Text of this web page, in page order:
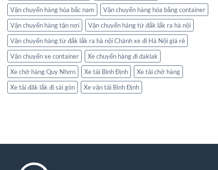
Vận chuyển hàng hóa bắc nam
Vận chuyển hàng hóa bằng container
Vận chuyển hàng tận nơi
Vận chuyển hàng từ đắk lắk ra hà nội
Vận chuyển hàng từ đắk lắk ra hà nội Chành xe đi Hà Nội giá rẻ
Vận chuyển xe container
Xe chuyển hàng đi daklak
Xe chở hàng Quy Nhơn
Xe tải Bình Định
Xe tải chở hàng
Xe tải đăk lắk đi sài gòn
Xe vận tải Bình Định